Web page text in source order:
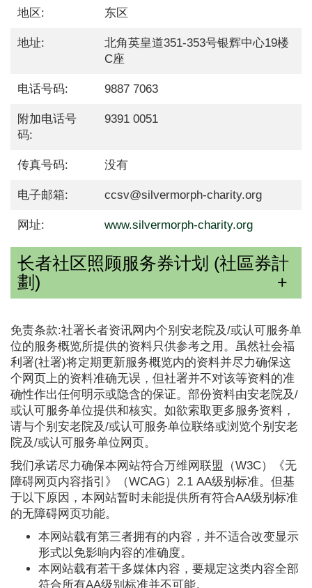
地区: 东区
地址:
北角英皇道351-353号银辉中心19楼
C座
电话号码: 9887 7063
附加电话号
码:
9391 0051
传真号码: 没有
电子邮箱: ccsv@silvermorph-charity.org
网址: www.silvermorph-charity.org
长者社区照顾服务券计划 (社區券計
劃)
免责条款:社署长者资讯网内个别安老院及/或认可服务单
位的服务概览所提供的资料只供参考之用。虽然社会福
利署(社署)将定期更新服务概览内的资料并尽力确保这
个网页上的资料准确无误，但社署并不对该等资料的准
确性作出任何明示或隐含的保证。部份资料由安老院及/
或认可服务单位提供和核实。如欲索取更多服务资料，
请与个别安老院及/或认可服务单位联络或浏览个别安老
院及/或认可服务单位网页。
我们承诺尽力确保本网站符合万维网联盟（W3C）《无
障碍网页内容指引》（WCAG）2.1 AA级别标准。但基
于以下原因，本网站暂时未能提供所有符合AA级别标准
的无障碍网页功能。
本网站载有第三者拥有的内容，并不适合改变显示
形式以免影响内容的准确度。
本网站载有若干多媒体内容，要规定这类内容全部
符合所有AA级别标准并不可能。